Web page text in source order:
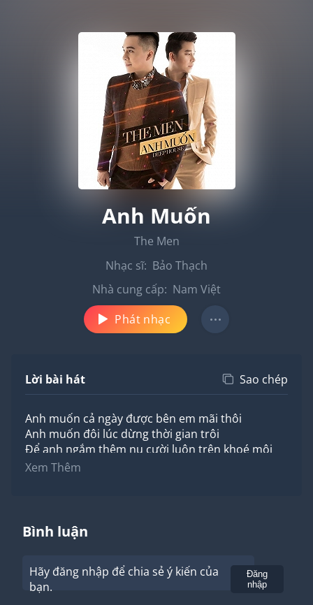
Anh Muốn
The Men
Nhạc sĩ: Bảo Thạch
Nhà cung cấp: Nam Việt
Phát nhạc
Lời bài hát Sao chép
Anh muốn cả ngày được bên em mãi thôi
Anh muốn đôi lúc dừng thời gian trôi
Để anh ngắm thêm nụ cười luôn trên khoé môi
Anh muốn nhìn thấy em cười
Nghe đến khi giọng nói ta già nua
"Anh muốn đôi mình mãi như trong bức ảnh
Những lúc mỏi mệt hãy tựa vai anh nghĩ ngơi
Nơi đó chỉ dành cho em
Xem Thêm
Bình luận
Hãy đăng nhập để chia sẻ ý kiến của
bạn.
Đăng
nhập